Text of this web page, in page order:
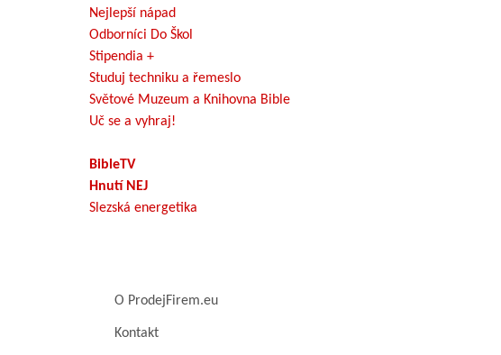
Nejlepší nápad
Odborníci Do Škol
Stipendia +
Studuj techniku a řemeslo
Světové Muzeum a Knihovna Bible
Uč se a vyhraj!
BibleTV
Hnutí NEJ
Slezská energetika
O ProdejFirem.eu
Kontakt